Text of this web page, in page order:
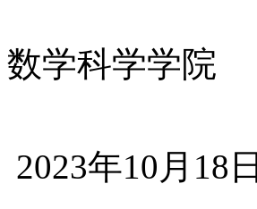
数学科学学院
2023年10月18日